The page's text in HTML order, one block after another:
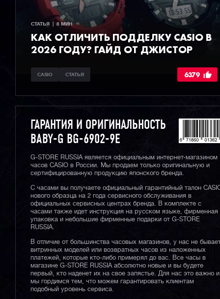
СТАТЬЯ  |  8 МИН
КАК ОТЛИЧИТЬ ПОДДЕЛКУ CASIO В
2026 ГОДУ? ГАЙД ОТ ДЖИСТОР
CASIO СТАТЬЯ 6379
ГАРАНТИЯ И ОРИГИНАЛЬНОСТЬ
BABY-G BG-6902-9E
G-STORE RUSSIA является официальным интернет-магазином
часов CASIO в России. Мы продаем только оригинальную и
сертифицированную продукцию японского бренда.
С часами вы получаете официальный гарантийный талон
нового образца на 2 года сервисного обслуживания в
официальных сервисных центрах бренда. В комплекте с
часами также идет инструкция на русском языке, фирменная
упаковка и небольшие фирменные подарки от G-STORE
RUSSIA.
В отличие от большинства часовых магазинов, у нас не
витринных моделей или возвратных часов из наложенных
платежей, которые кто-либо примерял до вас. Все часы в
магазине G-STORE RUSSIA абсолютно новые и вы будете
первый, кто наденет их на свое запястье. Для нас это важно и
мы гордимся тем, что можем гарантировать клиентам
подобный уровень сервиса.